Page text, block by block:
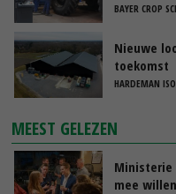
BAYER CROP
Nieuwe
toekomst
HARDEMAN
MEEST GELEZEN
Ministerie
mee